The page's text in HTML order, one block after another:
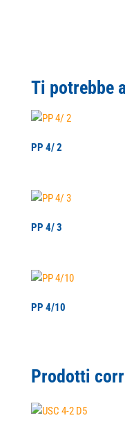
Ti potrebbe
PP 4/ 2
PP 4/ 3
PP 4/10
Prodotti